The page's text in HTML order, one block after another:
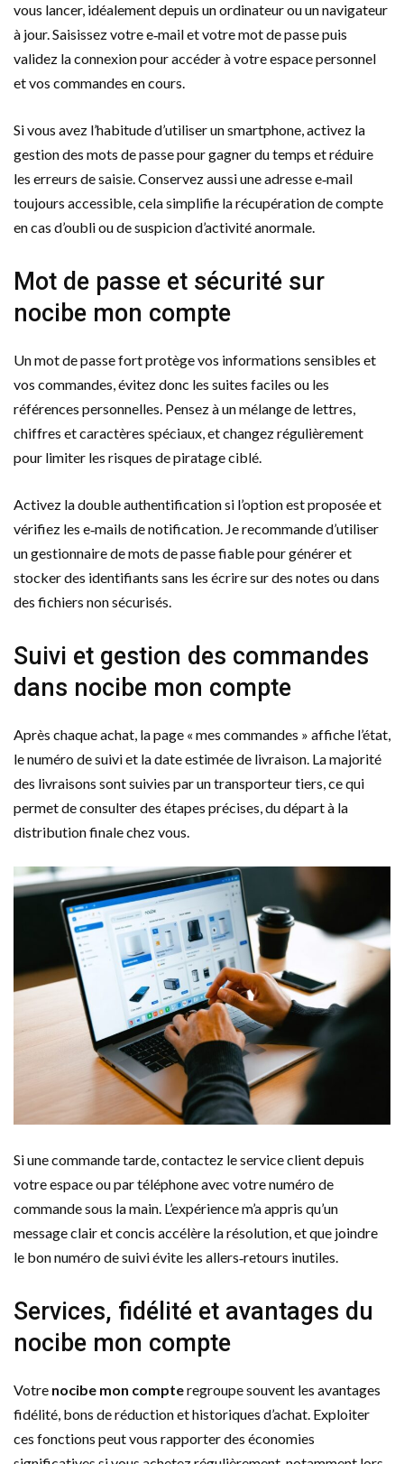
vous lancer, idéalement depuis un ordinateur ou un navigateur
à jour. Saisissez votre e‑mail et votre mot de passe puis
validez la connexion pour accéder à votre espace personnel
et vos commandes en cours.
Si vous avez l’habitude d’utiliser un smartphone, activez la
gestion des mots de passe pour gagner du temps et réduire
les erreurs de saisie. Conservez aussi une adresse e‑mail
toujours accessible, cela simplifie la récupération de compte
en cas d’oubli ou de suspicion d’activité anormale.
Mot de passe et sécurité sur
nocibe mon compte
Un mot de passe fort protège vos informations sensibles et
vos commandes, évitez donc les suites faciles ou les
références personnelles. Pensez à un mélange de lettres,
chiffres et caractères spéciaux, et changez régulièrement
pour limiter les risques de piratage ciblé.
Activez la double authentification si l’option est proposée et
vérifiez les e‑mails de notification. Je recommande d’utiliser
un gestionnaire de mots de passe fiable pour générer et
stocker des identifiants sans les écrire sur des notes ou dans
des fichiers non sécurisés.
Suivi et gestion des commandes
dans nocibe mon compte
Après chaque achat, la page « mes commandes » affiche l’état,
le numéro de suivi et la date estimée de livraison. La majorité
des livraisons sont suivies par un transporteur tiers, ce qui
permet de consulter des étapes précises, du départ à la
distribution finale chez vous.
Si une commande tarde, contactez le service client depuis
votre espace ou par téléphone avec votre numéro de
commande sous la main. L’expérience m’a appris qu’un
message clair et concis accélère la résolution, et que joindre
le bon numéro de suivi évite les allers‑retours inutiles.
Services, fidélité et avantages du
nocibe mon compte
Votre nocibe mon compteregroupe souvent les avantages
fidélité, bons de réduction et historiques d’achat. Exploiter
ces fonctions peut vous rapporter des économies